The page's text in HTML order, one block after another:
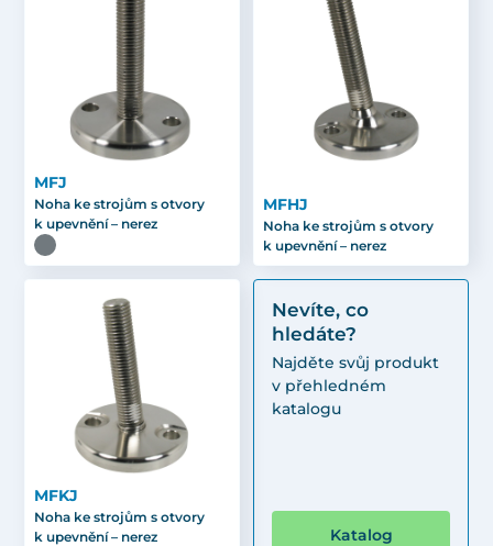
MFJ
Noha ke strojům s otvory
k upevnění – nerez
MFHJ
Noha ke strojům s otvory
k upevnění – nerez
MFKJ
Noha ke strojům s otvory
k upevnění – nerez
Nevíte, co
hledáte?
Najděte svůj produkt
v přehledném
katalogu
Katalog